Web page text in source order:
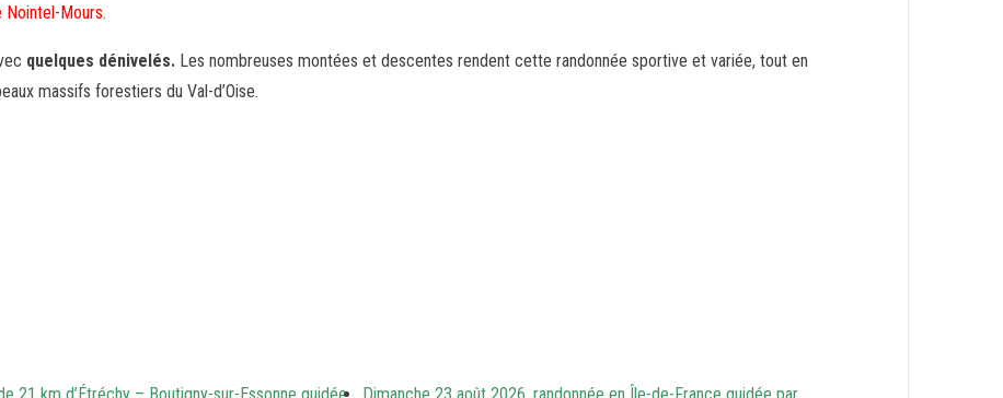
Mours.
quelques dénivelés. Les nombreuses montées et descentes rendent cette randonnée sportive et variée, tout en
massifs forestiers du Val-d’Oise.